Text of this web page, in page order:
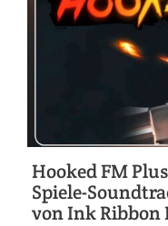
Hooked FM
Spiele-
von Ink Ribbon